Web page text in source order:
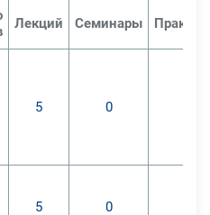
истории
и развития
робототехники,
моментов, в которых
основных принципов и
Лекций Семинары
5 0
5 0